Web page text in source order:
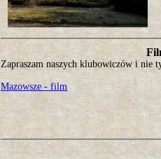
Zapraszam naszych klubowiczów i nie
Mazowsze - film